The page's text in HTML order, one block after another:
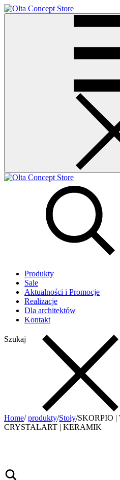
Produkty
Sale
Aktualności i Promocje
Realizacje
Dla architektów
Kontakt
Szukaj
Home/ produkty/Stoły/SKORPIO |
CRYSTALART | KERAMIK